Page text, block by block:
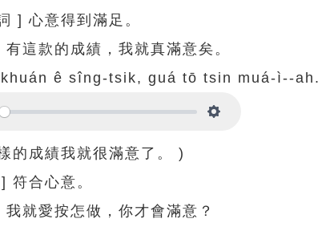
]心意得到滿足。
有這款的成績，我就真滿意矣。
ê sîng-tsik, guá tō tsin muá-ì--ah.
的成績我就很滿意了。 )
] 符合心意。
我就愛按怎做，你才會滿意？